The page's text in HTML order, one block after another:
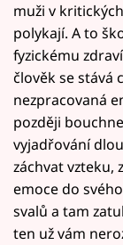
muži v
polykají. A to
fyzickému
člověk se stává
nezpracovaná
později
vyjadřování
záchvat vzteku,
emoce do
svalů a tam
ten už vám